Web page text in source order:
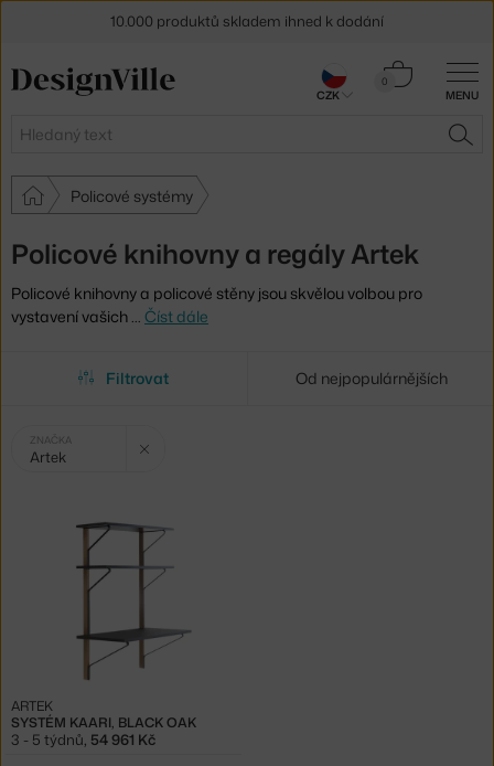
MENU
Hledat
0
Košík
Policové systémy
Policové knihovny a regály Artek
Policové knihovny a policové stěny jsou skvělou volbou pro
vystavení vašich … Číst dále
Filtrovat Od nejpopulárnějších
Vybrané
filtry:
ZNAČKA
Artek
SYSTÉM KAARI, BLACK OAK
ARTEK
3 - 5 týdnů 54 961 Kč
10.000 produktů skladem ihned k dodání
Sleva 5 % pro odběratele
CZK